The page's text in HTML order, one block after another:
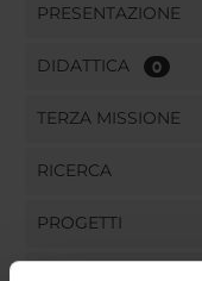
PRESENTAZIONE
DIDATTICA 0
TERZA MISSIONE
RICERCA
PROGETTI